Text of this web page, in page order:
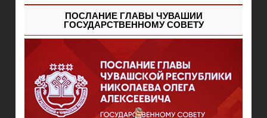
ПОСЛАНИЕ ГЛАВЫ ЧУВАШИИ
ГОСУДАРСТВЕННОМУ СОВЕТУ